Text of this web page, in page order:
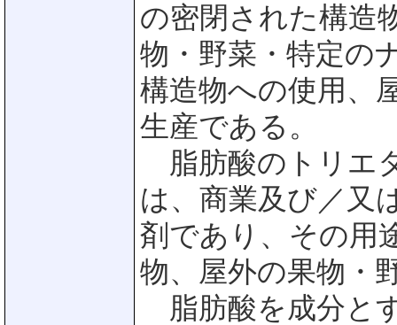
の密閉された構造
物・野菜・特定の
構造物への使用、
生産である。
脂肪酸のトリエ
は、商業及び／又
剤であり、その用
物、屋外の果物・
脂肪酸を成分と